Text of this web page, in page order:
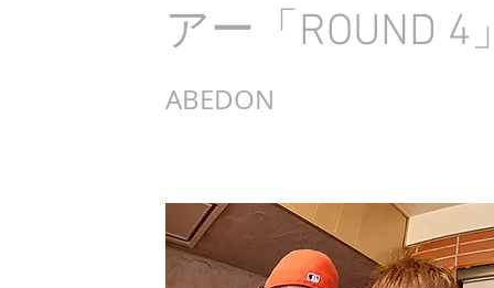
アー「ROUND 4
ABEDON